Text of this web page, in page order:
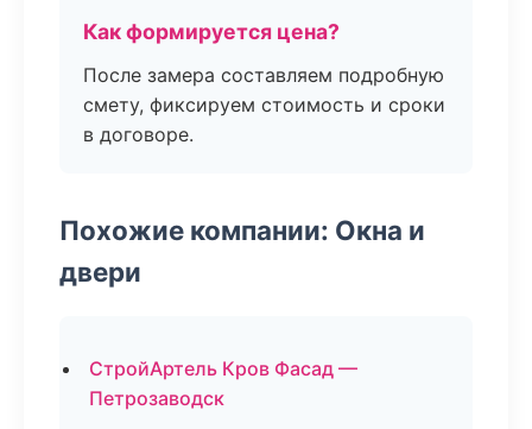
Как формируется цена?
После замера составляем подробную
смету, фиксируем стоимость и сроки
в договоре.
Похожие компании: Окна и
двери
СтройАртель Кров Фасад —
Петрозаводск